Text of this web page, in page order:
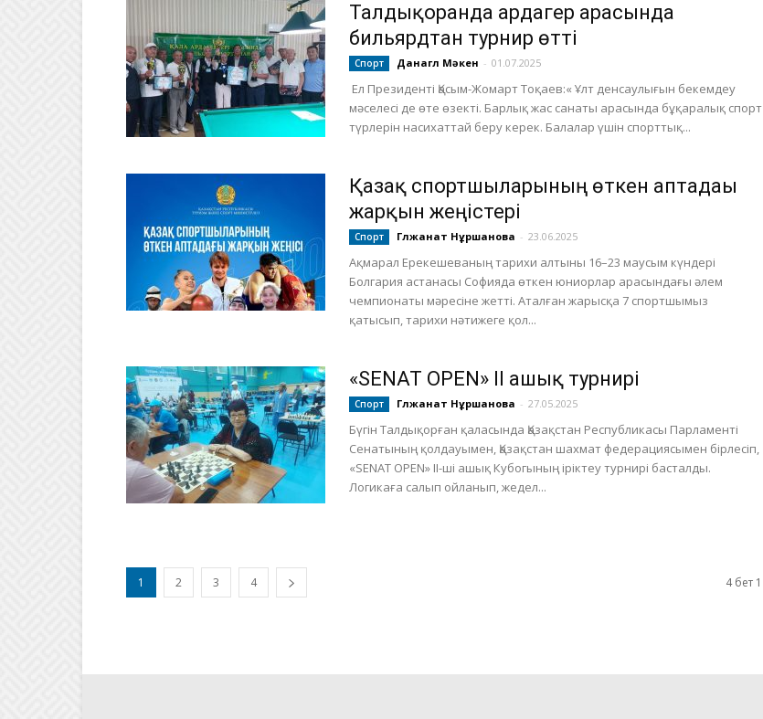
Талдықорғанда ардагер арасында
бильярдтан турнир өтті
Спорт Данагүл Мәкен - 01.07.2025
Ел Президенті Қасым-Жомарт Тоқаев:« Ұлт денсаулығын бекемдеу
мәселесі де өте өзекті. Барлық жас санаты арасында бұқаралық спорт
түрлерін насихаттай беру керек. Балалар үшін спорттық...
Қазақ спортшыларының өткен аптадағы
жарқын жеңістері
Спорт Гүлжанат Нұршанова - 23.06.2025
Ақмарал Ерекешеваның тарихи алтыны 16–23 маусым күндері
Болгария астанасы Софияда өткен юниорлар арасындағы әлем
чемпионаты мәресіне жетті. Аталған жарысқа 7 спортшымыз
қатысып, тарихи нәтижеге қол...
«SENAT OPEN» II ашық турнирі
Спорт Гүлжанат Нұршанова - 27.05.2025
Бүгін Талдықорған қаласында Қазақстан Республикасы Парламенті
Сенатының қолдауымен, Қазақстан шахмат федерациясымен бірлесіп,
«SENAT OPEN» II-ші ашық Кубогының іріктеу турнирі басталды.
Логикаға салып ойланып, жедел...
1 2 3 4 4 бет 1